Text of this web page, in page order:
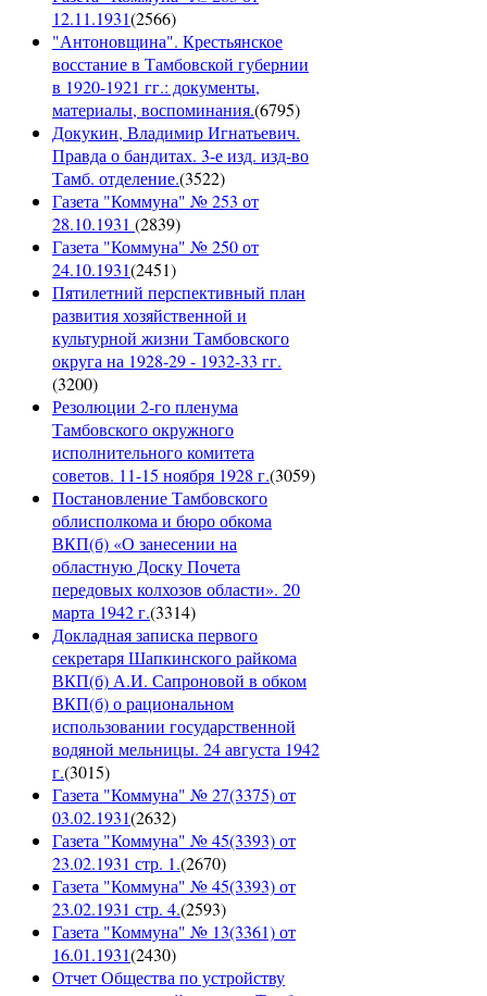
12.11.1931(2566)
"Антоновщина". Крестьянское
восстание в Тамбовской губернии
в 1920-1921 гг.: документы,
материалы, воспоминания.(6795)
Докукин, Владимир Игнатьевич.
Правда о бандитах. 3-е изд. изд-во
Тамб. отделение.(3522)
Газета "Коммуна" № 253 от
28.10.1931 (2839)
Газета "Коммуна" № 250 от
24.10.1931(2451)
Пятилетний перспективный план
развития хозяйственной и
культурной жизни Тамбовского
округа на 1928-29 - 1932-33 гг.
(3200)
Резолюции 2-го пленума
Тамбовского окружного
исполнительного комитета
советов. 11-15 ноября 1928 г.(3059)
Постановление Тамбовского
облисполкома и бюро обкома
ВКП(б) «О занесении на
областную Доску Почета
передовых колхозов области». 20
марта 1942 г.(3314)
Докладная записка первого
секретаря Шапкинского райкома
ВКП(б) А.И. Сапроновой в обком
ВКП(б) о рациональном
использовании государственной
водяной мельницы. 24 августа 1942
г.(3015)
Газета "Коммуна" № 27(3375) от
03.02.1931(2632)
Газета "Коммуна" № 45(3393) от
23.02.1931 стр. 1.(2670)
Газета "Коммуна" № 45(3393) от
23.02.1931 стр. 4.(2593)
Газета "Коммуна" № 13(3361) от
16.01.1931(2430)
Отчет Общества по устройству